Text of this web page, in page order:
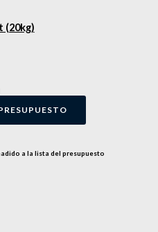
(20kg)
a la lista del presupuesto